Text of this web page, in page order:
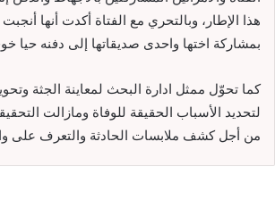
هذا الإطار، وبالتحري مع الفتاة أكدت أنها
بمشاركة اختها واحدى صديقاتها إلى دفنه حيا
كما تحوّل ممثل ادارة البحث لمعاينة الجثة
لتحديد الأسباب الحقيقة للوفاة ومازالت
من أجل كشف ملابسات الحادثة والتعرف على